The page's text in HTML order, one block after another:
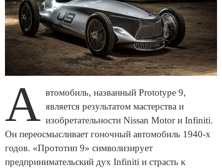
А втомобиль, названный Prototype 9,
является результатом мастерства и
изобретательности Nissan Motor и Infiniti.
Он переосмысливает гоночный автомобиль 1940-х
годов. «Прототип 9» символизирует
предпринимательский дух Infiniti и страсть к